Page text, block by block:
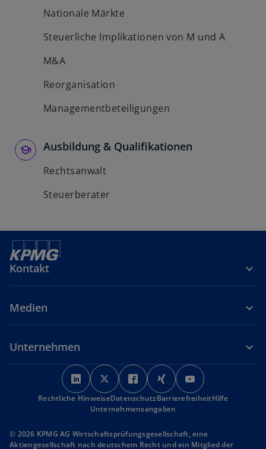
Nationale Märkte
Steuerliche Implikationen von M und A
M&A
Reorganisation
Managementbeteiligungen
Ausbildung & Qualifikationen
Rechtsanwalt
Steuerberater
Kontakt
Medien
Unternehmen
w
i
r
d
n
w
i
r
d
n
w
i
r
d
n
w
i
r
i
n
i
r
n
Rechtliche HinweiseDatenschutzBarrierefreiheitHilfe
Unternehmensangaben
© 2026 KPMG AG Wirtschaftsprüfungsgesellschaft, eine
Aktiengesellschaft nach deutschem Recht und ein Mitglied der